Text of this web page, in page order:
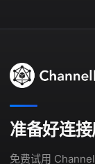
准备好连
免费试用